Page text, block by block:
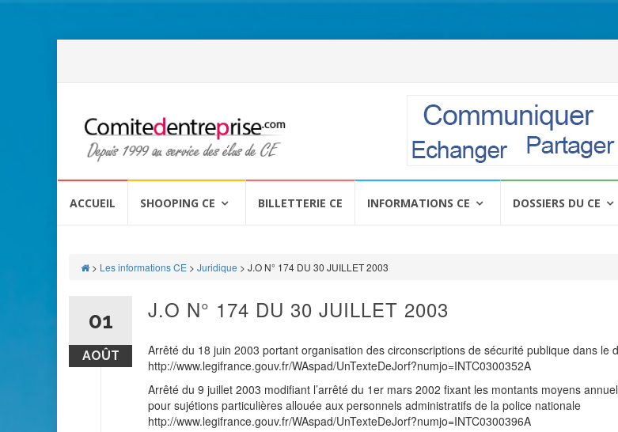
ACCUEIL SHOOPING CE BILLETTERIE CE INFORMATIONS CE DOSSIERS DU CE
> Les informations CE > Juridique > J.O N° 174 DU 30 JUILLET 2003
01
AOÛT
J.O N° 174 DU 30 JUILLET 2003
Arrêté du 18 juin 2003 portant organisation des circonscriptions de sécurité publique dans le
http://www.legifrance.gouv.fr/WAspad/UnTexteDeJorf?numjo=INTC0300352A
Arrêté du 9 juillet 2003 modifiant l’arrêté du 1er mars 2002 fixant les montants moyens
pour sujétions particulières allouée aux personnels administratifs de la police nationale
http://www.legifrance.gouv.fr/WAspad/UnTexteDeJorf?numjo=INTC0300396A